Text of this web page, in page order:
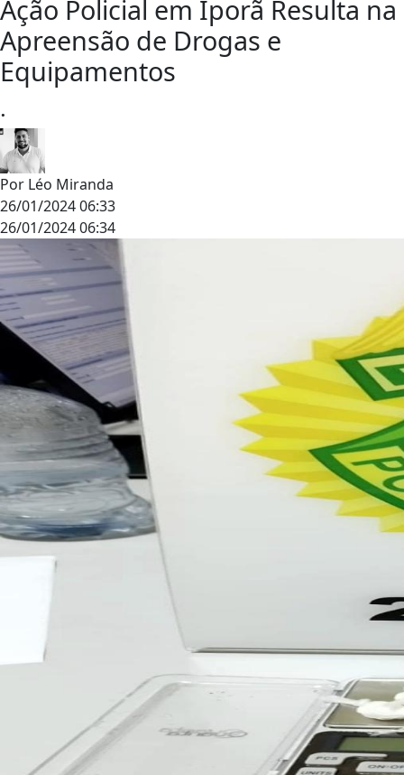
Ação Policial em Iporã Resulta na
Apreensão de Drogas e
Equipamentos
.
Por Léo Miranda
26/01/2024 06:33
26/01/2024 06:34